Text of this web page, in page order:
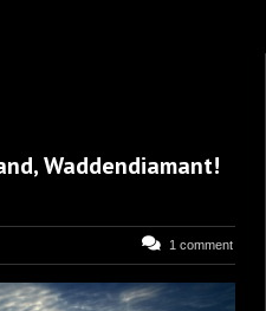
Waddendiamant!
1 comment